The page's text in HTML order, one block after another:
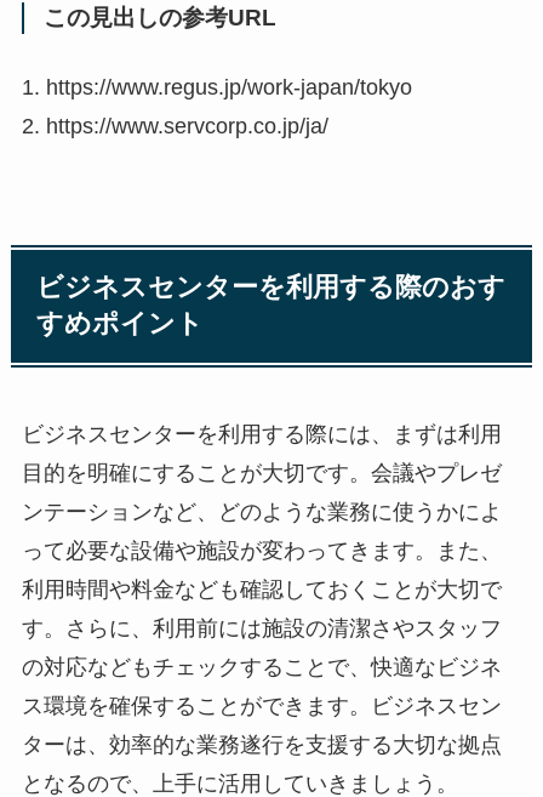
この見出しの参考URL
1. https://www.regus.jp/work-japan/tokyo
2. https://www.servcorp.co.jp/ja/
ビジネスセンターを利用する際のおす
すめポイント
ビジネスセンターを利用する際には、まずは利用
目的を明確にすることが大切です。会議やプレゼ
ンテーションなど、どのような業務に使うかによ
って必要な設備や施設が変わってきます。また、
利用時間や料金なども確認しておくことが大切で
す。さらに、利用前には施設の清潔さやスタッフ
の対応などもチェックすることで、快適なビジネ
ス環境を確保することができます。ビジネスセン
ターは、効率的な業務遂行を支援する大切な拠点
となるので、上手に活用していきましょう。